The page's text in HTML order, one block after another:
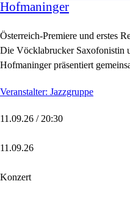
Hofmaninger
Österreich-Premiere und erstes
Die Vöcklabrucker Saxofonistin
Hofmaninger präsentiert
Veranstalter: Jazzgruppe
11.09.26 / 20:30
11.09.26
Konzert